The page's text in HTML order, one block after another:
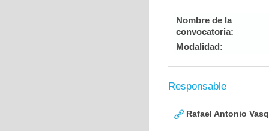
Nombre de la
convocatoria:
Modalidad:
Responsable
Rafael Antonio